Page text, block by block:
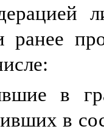
ранее
в
в